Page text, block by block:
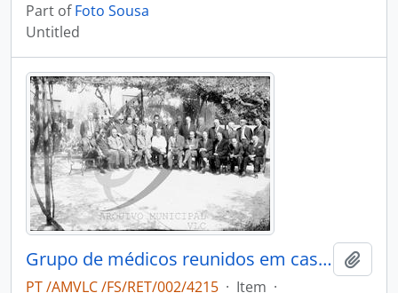
Part ofFoto Sousa
Untitled
Grupo de médicos reunidos em casa do Dr. António Duarte Teixeira da Silva
PT /AMVLC /FS/RET/002/4215 · Item ·